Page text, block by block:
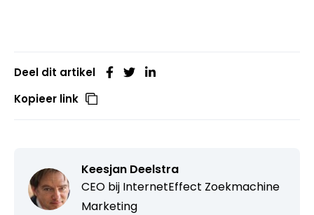
Deel dit artikel
Kopieer link
Keesjan Deelstra
CEO bij InternetEffect Zoekmachine
Marketing